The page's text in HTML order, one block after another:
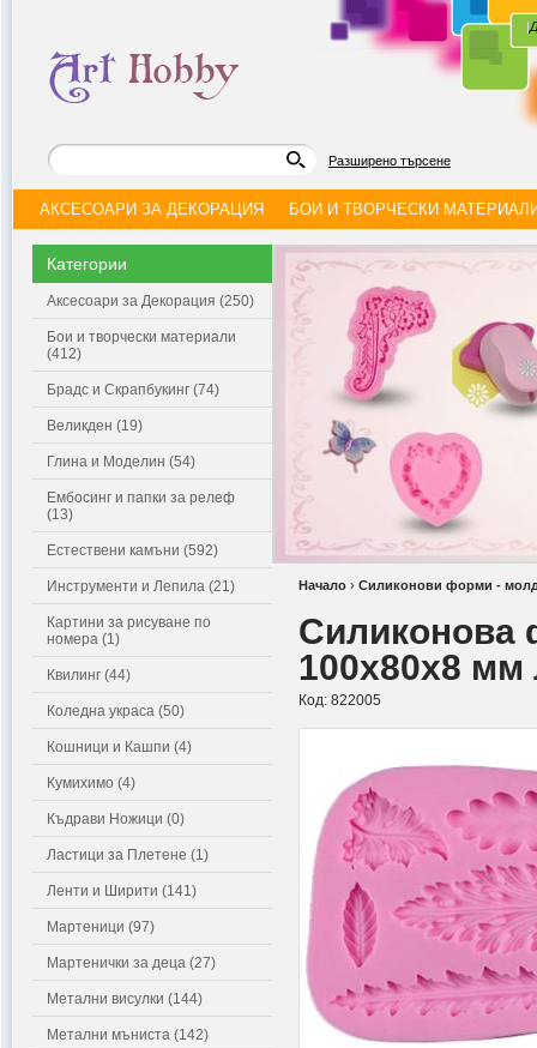
|
Разширено търсене
АКСЕСОАРИ ЗА ДЕКОРАЦИЯ БОИ И ТВОРЧЕСКИ
Категории
Аксесоари за Декорация (250)
Бои и творчески материали
(412)
Брадс и Скрапбукинг (74)
Великден (19)
Глина и Моделин (54)
Ембосинг и папки за релеф
(13)
Естествени камъни (592)
Инструменти и Лепила (21)
Картини за рисуване по
номера (1)
Квилинг (44)
Коледна украса (50)
Кошници и Кашпи (4)
Кумихимо (4)
Къдрави Ножици (0)
Ластици за Плетене (1)
Ленти и Ширити (141)
Мартеници (97)
Мартенички за деца (27)
Метални висулки (144)
Метални мъниста (142)
Начало › Силиконови форми -
Силиконова
100x80x8 мм
Код: 822005